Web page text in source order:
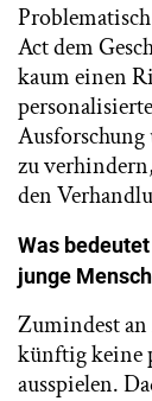
Act dem
kaum einen
zu
den
Was
junge
Zumindest
künftig keine
ausspielen.